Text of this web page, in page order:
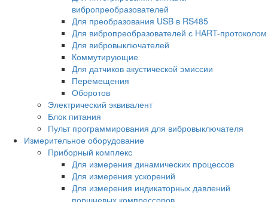
вибропреобразователей
Для преобразования USB в RS485
Для вибропреобразователей с HART-протоколом
Для вибровыключателей
Коммутирующие
Для датчиков акустической эмиссии
Перемещения
Оборотов
Электрический эквивалент
Блок питания
Пульт программирования для вибровыключателя
Измерительное оборудование
Приборный комплекс
Для измерения динамических процессов
Для измерения ускорений
Для измерения индикаторных давлений
поршневых компрессоров